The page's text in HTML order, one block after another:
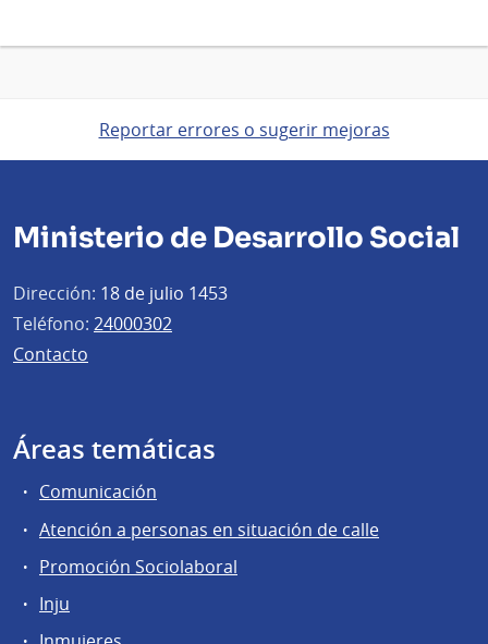
Reportar errores o sugerir mejoras
Ministerio de Desarrollo Social
Dirección: 18 de julio 1453
Teléfono: 24000302
Contacto
Áreas temáticas
Comunicación
Atención a personas en situación de calle
Promoción Sociolaboral
Inju